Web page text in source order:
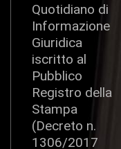
Quotidiano di
Informazione
Giuridica
iscritto al
Pubblico
Registro della
Stampa
(Decreto n.
1306/2017